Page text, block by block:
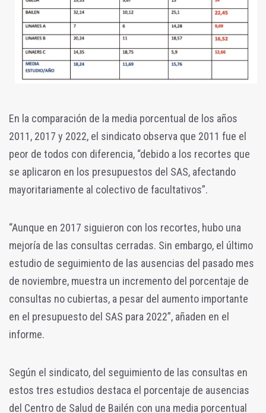
En la comparación de la media porcentual de los años
2011, 2017 y 2022, el sindicato observa que 2011 fue el
peor de todos con diferencia, “debido a los recortes que
se aplicaron en los presupuestos del SAS, afectando
mayoritariamente al colectivo de facultativos”.
“Aunque en 2017 siguieron con los recortes, hubo una
mejoría de las consultas cerradas. Sin embargo, el último
estudio de seguimiento de las ausencias del pasado mes
de noviembre, muestra un incremento del porcentaje de
consultas no cubiertas, a pesar del aumento importante
en el presupuesto del SAS para 2022”, añaden en el
informe.
Según el sindicato, del seguimiento de las consultas en
estos tres estudios destaca el porcentaje de ausencias
del Centro de Salud de Bailén con una media porcentual